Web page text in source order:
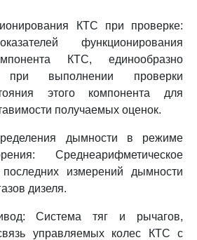
КТС при проверке:
функционирования
КТС, единообразно
при выполнении проверки
этого компонента для
получаемых оценок.
дымности в режиме
Среднеарифметическое
измерений дымности
дизеля.
Система тяг и рычагов,
управляемых колес КТС с